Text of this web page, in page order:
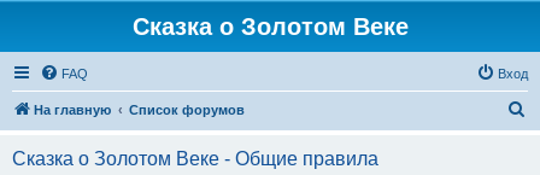
Сказка о Золотом Веке
FAQ Вход
На главную Список форумов
Сказка о Золотом Веке - Общие правила